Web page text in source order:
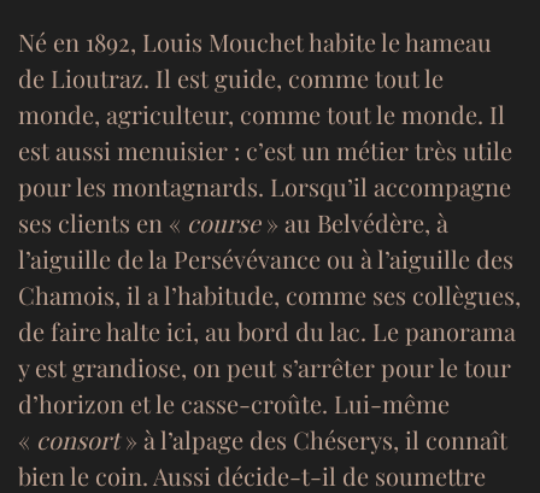
Né en 1892, Louis Mouchet habite le hameau
de Lioutraz. Il est guide, comme tout le
monde, agriculteur, comme tout le monde. Il
est aussi menuisier : c’est un métier très utile
pour les montagnards. Lorsqu’il accompagne
ses clients en « course» au Belvédère, à
l’aiguille de la Persévévance ou à l’aiguille des
Chamois, il a l’habitude, comme ses collègues,
de faire halte ici, au bord du lac. Le panorama
y est grandiose, on peut s’arrêter pour le tour
d’horizon et le casse-croûte. Lui-même
« consort» à l’alpage des Chéserys, il connaît
bien le coin. Aussi décide-t-il de soumettre